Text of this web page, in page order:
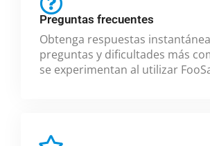
Preguntas frecuentes
Obtenga respuestas
preguntas y dificultades más
se experimentan al utilizar